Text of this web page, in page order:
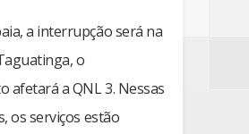
a interrupção será na
o
afetará a QNL 3. Nessas
os serviços estão